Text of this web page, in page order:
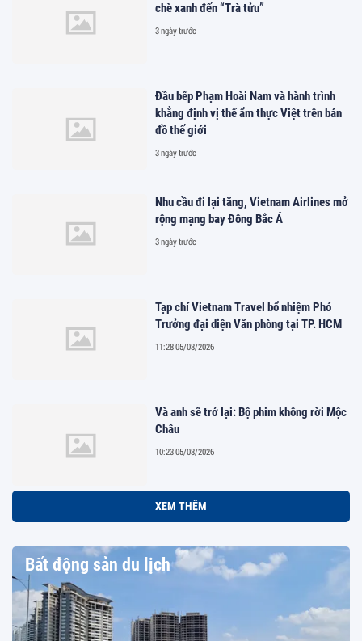
chè xanh đến “Trà tửu”
3 ngày trước
Đầu bếp Phạm Hoài Nam và hành trình
khẳng định vị thế ẩm thực Việt trên bản
đồ thế giới
3 ngày trước
Nhu cầu đi lại tăng, Vietnam Airlines mở
rộng mạng bay Đông Bắc Á
3 ngày trước
Tạp chí Vietnam Travel bổ nhiệm Phó
Trưởng đại diện Văn phòng tại TP. HCM
11:28 05/08/2026
Và anh sẽ trở lại: Bộ phim không rời Mộc
Châu
10:23 05/08/2026
XEM THÊM
Bất động sản du lịch